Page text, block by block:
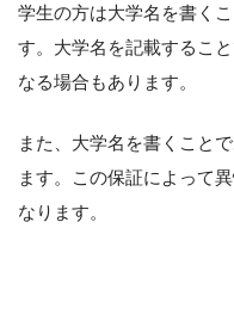
学生の方は大学名を書く
す。大学名を記載するこ
なる場合もあります。
また、大学名を書くこと
ます。この保証によって
なります。